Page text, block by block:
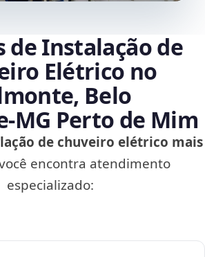
de Instalação de
Elétrico no
Belo
Perto de Mim
de chuveiro elétrico mais
encontra atendimento
especializado: